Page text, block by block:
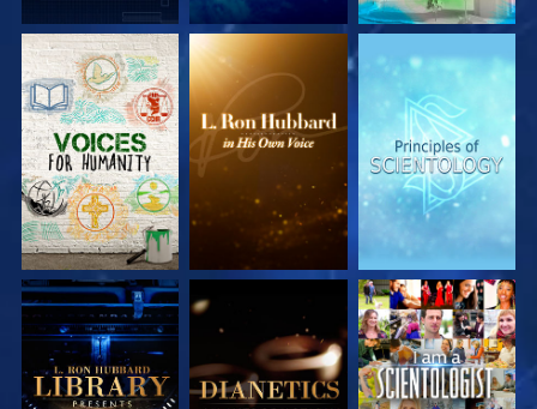
SERIE
ENTDECKEN
SERIE
ENTDECKEN
SERIE
ENTDECKEN
SERIE
ENTDECKEN
ENTDECKEN
ANSEHEN